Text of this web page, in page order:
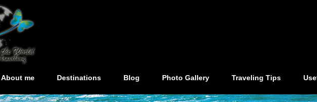
About me Destinations Blog Photo Gallery Traveling Tips